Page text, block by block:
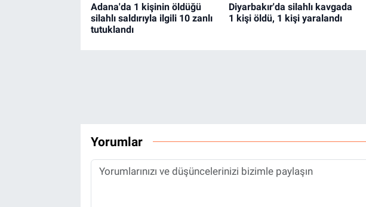
Adana'da 1 kişinin öldüğü
silahlı saldırıyla ilgili 10 zanlı
tutuklandı
Diyarbakır'da silahlı kavgada
1 kişi öldü, 1 kişi yaralandı
Yorumlar